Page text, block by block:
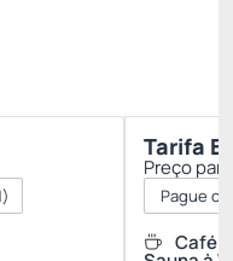
Tarifa
Preço
Pague
Café